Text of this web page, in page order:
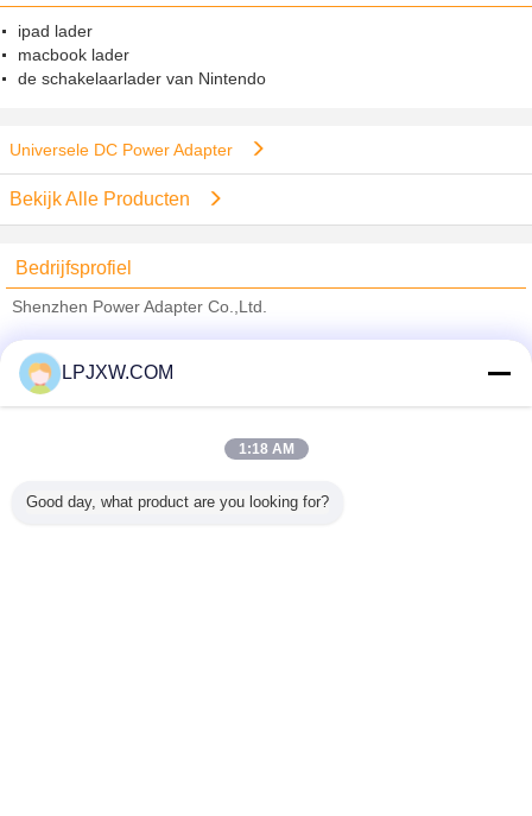
ipad lader
macbook lader
de schakelaarlader van Nintendo
Universele DC Power Adapter
Bekijk Alle Producten
Bedrijfsprofiel
Shenzhen Power Adapter Co.,Ltd.
Trust Seal
Verified Suplier
Alle producten
LPJXW.COM
1:18 AM
Good day, what product are you looking for?